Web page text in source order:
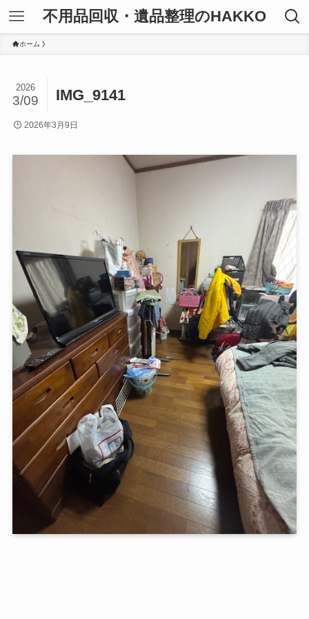
不用品回収・遺品整理のHAKKO
ホーム
IMG_9141
2026
3/09
2026年3月9日